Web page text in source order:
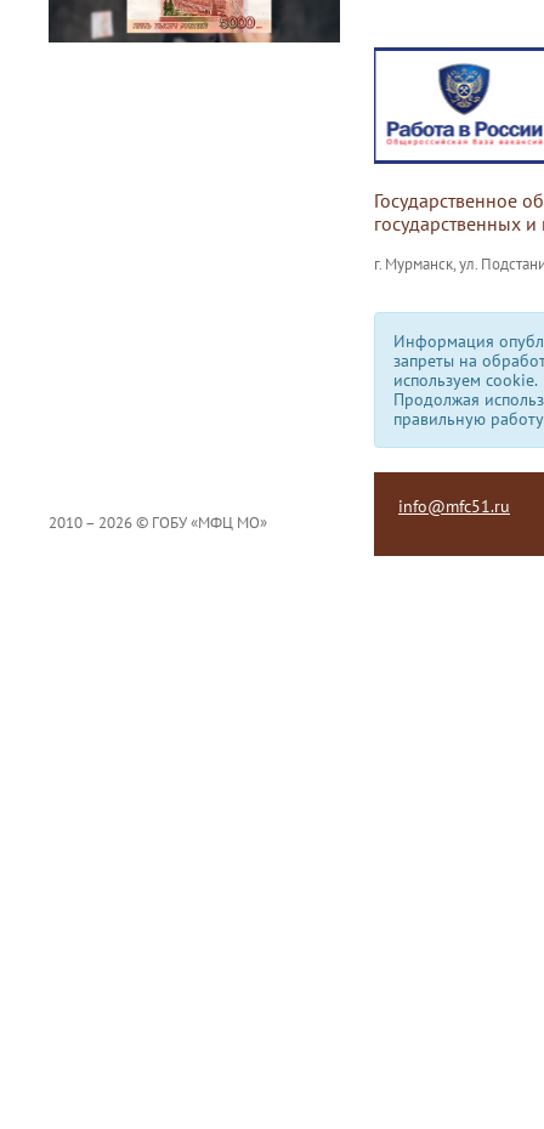
Государственное
государственных
г. Мурманск, ул.
Информация
запреты на
используем сookie.
Продолжая
правильную
2010 – 2026 © ГОБУ «МФЦ МО»
info@mfc51.ru